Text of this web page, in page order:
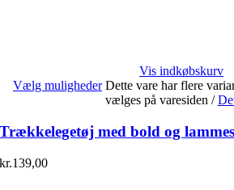
Vis indkøbskurv
Vælg muligheder Dette vare har flere
vælges på varesiden /
Trækkelegetøj med bold og
kr.139,00